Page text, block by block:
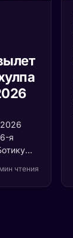
я
чтения